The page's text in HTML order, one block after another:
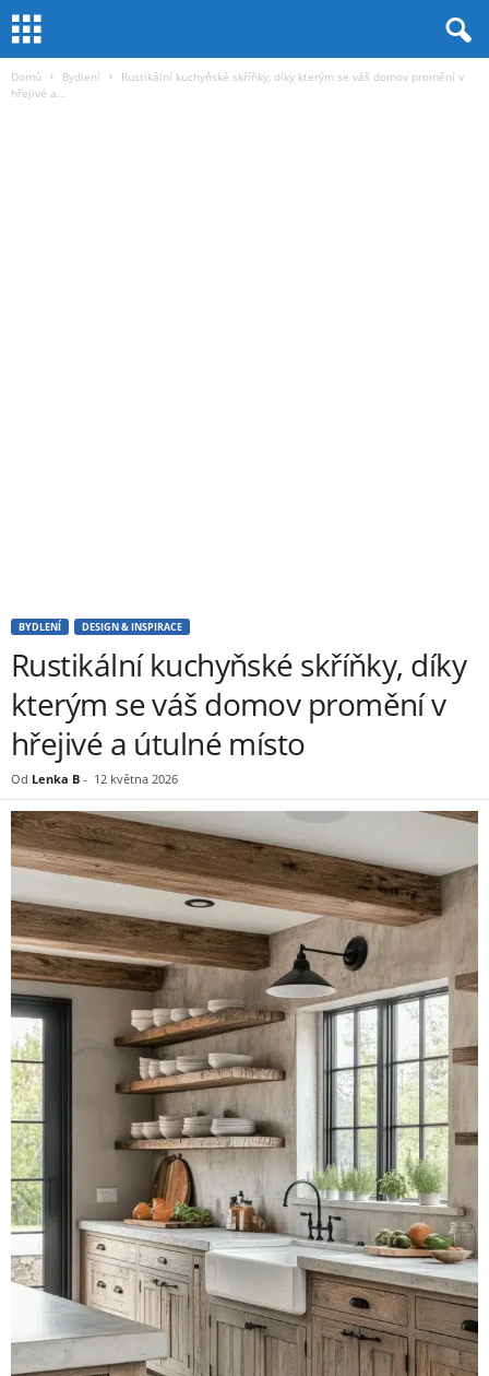
Domů Bydlení
Rustikální kuchyňské skříňky, díky kterým se váš domov promění v
hřejivé a...
BYDLENÍ DESIGN & INSPIRACE
Rustikální kuchyňské skříňky, díky
kterým se váš domov promění v
hřejivé a útulné místo
Od Lenka B - 12 května 2026